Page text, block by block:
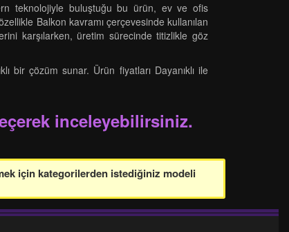
teknolojiyle buluştuğu bu ürün, ev ve ofis
Balkon kavramı çerçevesinde kullanılan
karşılarken, üretim sürecinde titizlikle göz
bir çözüm sunar. Ürün fiyatları Dayanıklı ile
inceleyebilirsiniz.
için kategorilerden istediğiniz modeli